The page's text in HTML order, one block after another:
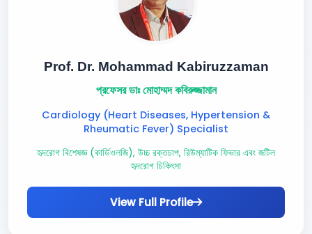
Prof. Dr. Mohammad Kabiruzzaman
প্রফেসর ডাঃ মোহাম্মদ কবিরুজ্জামান
Cardiology (Heart Diseases, Hypertension &
Rheumatic Fever) Specialist
হৃদরোগ বিশেষজ্ঞ (কার্ডিওলজি), উচ্চ রক্তচাপ, রিউম্যাটিক ফিভার এবং জটিল
হৃদরোগ চিকিৎসা
View Full Profile